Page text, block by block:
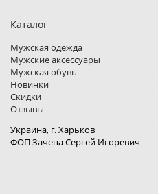
Каталог
Мужская одежда
Мужские аксессуары
Мужская обувь
Новинки
Скидки
Отзывы
Украина, г. Харьков
ФОП Зачепа Сергей Игоревич